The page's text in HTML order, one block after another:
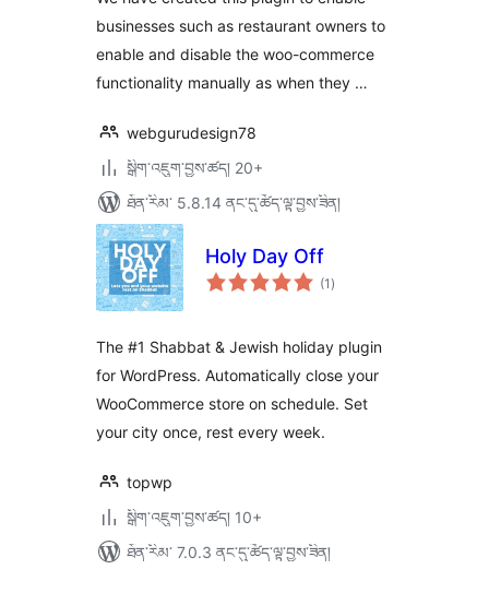
businesses such as restaurant owners to
enable and disable the woo-commerce
functionality manually as when they …
webgurudesign78
སྒྲིག་འཇུག་བྱས་ཚད། 20+
ཐོན་རིམ་ 5.8.14 ནང་དུ་ཚོད་ལྟ་བྱས་ཟིན།
Holy Day Off
(1 གདེང་
འཇོག་
)
The #1 Shabbat & Jewish holiday plugin
for WordPress. Automatically close your
WooCommerce store on schedule. Set
your city once, rest every week.
topwp
སྒྲིག་འཇུག་བྱས་ཚད། 10+
ཐོན་རིམ་ 7.0.3 ནང་དུ་ཚོད་ལྟ་བྱས་ཟིན།